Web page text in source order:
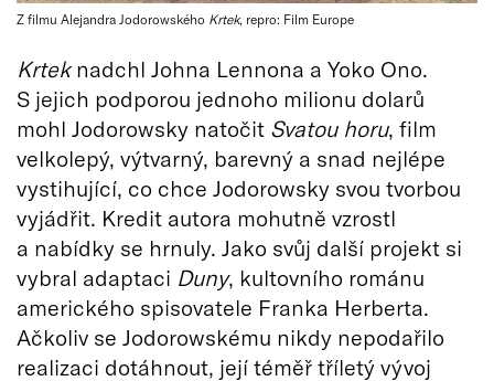
Z filmu Alejandra Jodorowského Krtek, repro: Film Europe
Krteknadchl Johna Lennona a Yoko Ono.
S jejich podporou jednoho milionu dolarů
mohl Jodorowsky natočit Svatou horu, film
velkolepý, výtvarný, barevný a snad nejlépe
vystihující, co chce Jodorowsky svou tvorbou
vyjádřit. Kredit autora mohutně vzrostl
a nabídky se hrnuly. Jako svůj další projekt si
vybral adaptaci Duny, kultovního románu
amerického spisovatele Franka Herberta.
Ačkoliv se Jodorowskému nikdy nepodařilo
realizaci dotáhnout, její téměř tříletý vývoj